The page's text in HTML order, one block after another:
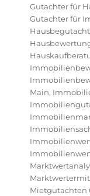
Gutachter für
Gutachter für
Main,
Mietgutachten